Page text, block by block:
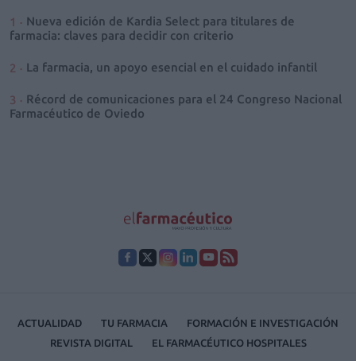
Nueva edición de Kardia Select para titulares de
farmacia: claves para decidir con criterio
La farmacia, un apoyo esencial en el cuidado infantil
Récord de comunicaciones para el 24 Congreso Nacional
Farmacéutico de Oviedo
ACTUALIDAD TU FARMACIA
FORMACIÓN E INVESTIGACIÓN
REVISTA DIGITAL
EL FARMACÉUTICO HOSPITALES